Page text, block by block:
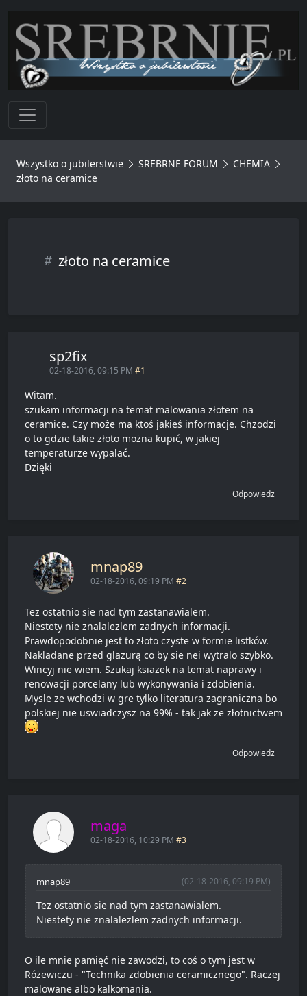
Toggle navigation
Wszystko o jubilerstwie SREBRNE FORUM
CHEMIA
złoto na ceramice
złoto na ceramice
sp2fix
02-18-2016, 09:15 PM #1
Witam.
szukam informacji na temat malowania złotem na
ceramice. Czy może ma ktoś jakieś informacje. Chzodzi
o to gdzie takie złoto można kupić, w jakiej
temperaturze wypalać.
Dzięki
Odpowiedz
mnap89
02-18-2016, 09:19 PM #2
Tez ostatnio sie nad tym zastanawialem.
Niestety nie znalalezlem zadnych informacji.
Prawdopodobnie jest to złoto czyste w formie listków.
Nakladane przed glazurą co by sie nei wytralo szybko.
Wincyj nie wiem. Szukaj ksiazek na temat naprawy i
renowacji porcelany lub wykonywania i zdobienia.
Mysle ze wchodzi w gre tylko literatura zagraniczna bo
polskiej nie uswiadczysz na 99% - tak jak ze złotnictwem
Odpowiedz
maga
02-18-2016, 10:29 PM #3
(02-18-2016, 09:19 PM)
mnap89
Tez ostatnio sie nad tym zastanawialem.
Niestety nie znalalezlem zadnych informacji.
O ile mnie pamięć nie zawodzi, to coś o tym jest w
Różewiczu - "Technika zdobienia ceramicznego". Raczej
malowane albo kalkomania.